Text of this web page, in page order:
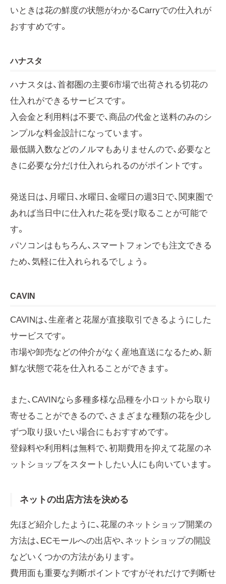
いときは花の鮮度の状態がわかるCarryでの仕入れが
おすすめです。
ハナスタ
ハナスタは、首都圏の主要6市場で出荷される切花の
仕入れができるサービスです。
入会金と利用料は不要で、商品の代金と送料のみのシ
ンプルな料金設計になっています。
最低購入数などのノルマもありませんので、必要なと
きに必要な分だけ仕入れられるのがポイントです。
発送日は、月曜日、水曜日、金曜日の週3日で、関東圏で
あれば当日中に仕入れた花を受け取ることが可能で
す。
パソコンはもちろん、スマートフォンでも注文できる
ため、気軽に仕入れられるでしょう。
CAVIN
CAVINは、生産者と花屋が直接取引できるようにした
サービスです。
市場や卸売などの仲介がなく産地直送になるため、新
鮮な状態で花を仕入れることができます。
また、CAVINなら多種多様な品種を小ロットから取り
寄せることができるので、さまざまな種類の花を少し
ずつ取り扱いたい場合にもおすすめです。
登録料や利用料は無料で、初期費用を抑えて花屋のネ
ットショップをスタートしたい人にも向いています。
ネットの出店方法を決める
先ほど紹介したように、花屋のネットショップ開業の
方法は、ECモールへの出店や、ネットショップの開設
などいくつかの方法があります。
費用面も重要な判断ポイントですがそれだけで判断せ